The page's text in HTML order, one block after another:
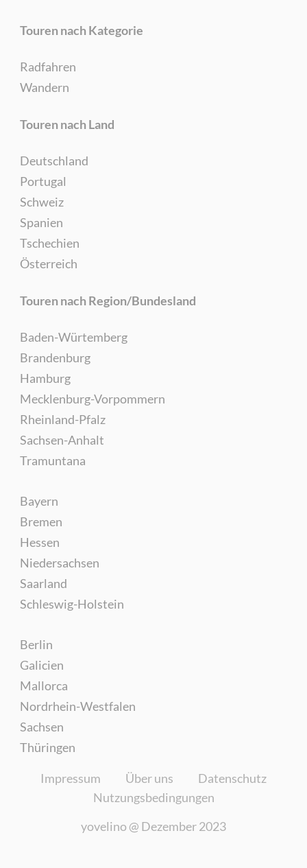
Touren nach Kategorie
Radfahren
Wandern
Touren nach Land
Deutschland
Portugal
Schweiz
Spanien
Tschechien
Österreich
Touren nach Region/Bundesland
Baden-Würtemberg
Brandenburg
Hamburg
Mecklenburg-Vorpommern
Rheinland-Pfalz
Sachsen-Anhalt
Tramuntana
Bayern
Bremen
Hessen
Niedersachsen
Saarland
Schleswig-Holstein
Berlin
Galicien
Mallorca
Nordrhein-Westfalen
Sachsen
Thüringen
Impressum Über uns
Datenschutz
Nutzungsbedingungen
yovelino @ Dezember 2023